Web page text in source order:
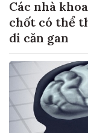
Các nhà
chốt có thể
di căn gan